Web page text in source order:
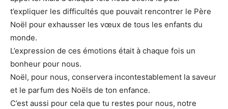
t’expliquer les difficultés que pouvait rencontrer le Père
Noël pour exhausser les vœux de tous les enfants du
monde.
L’expression de ces émotions était à chaque fois un
bonheur pour nous.
Noël, pour nous, conservera incontestablement la saveur
et le parfum des Noëls de ton enfance.
C’est aussi pour cela que tu restes pour nous, notre